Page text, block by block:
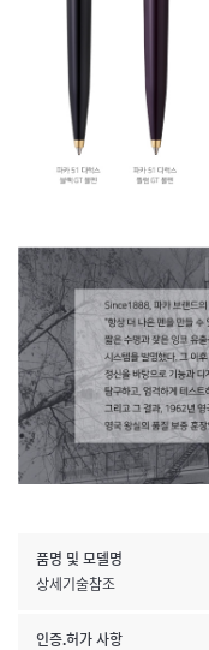
품명 및 모델명
상세기술참조
인증.허가 사항